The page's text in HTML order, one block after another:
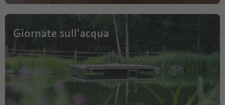
Giornate sull’acqua